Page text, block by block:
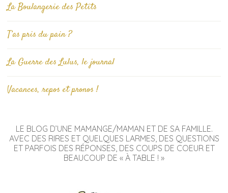
La Boulangerie des Petits
T’as pris du pain ?
La Guerre des Lulus, le journal
Vacances, repos et pronos !
LE BLOG D’UNE MAMANGE/MAMAN ET DE SA FAMILLE.
AVEC DES RIRES ET QUELQUES LARMES, DES QUESTIONS
ET PARFOIS DES RÉPONSES, DES COUPS DE COEUR ET
BEAUCOUP DE « À TABLE ! »